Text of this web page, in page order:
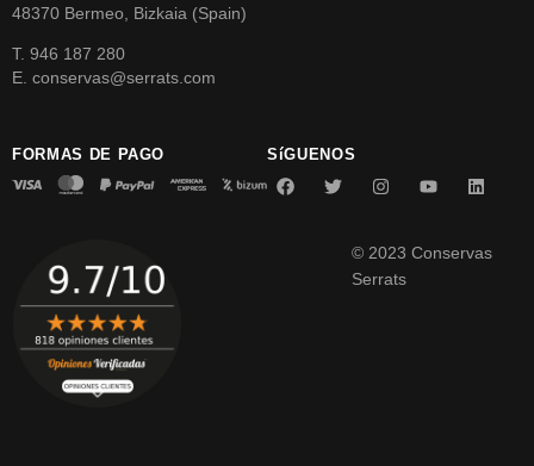
48370 Bermeo, Bizkaia (Spain)
T. 946 187 280
E. conservas@serrats.com
FORMAS DE PAGO SíGUENOS
© 2023 Conservas
Serrats